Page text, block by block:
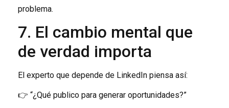
problema.
7. El cambio mental que
de verdad importa
El experto que depende de LinkedIn piensa así:
👉 “¿Qué publico para generar oportunidades?”